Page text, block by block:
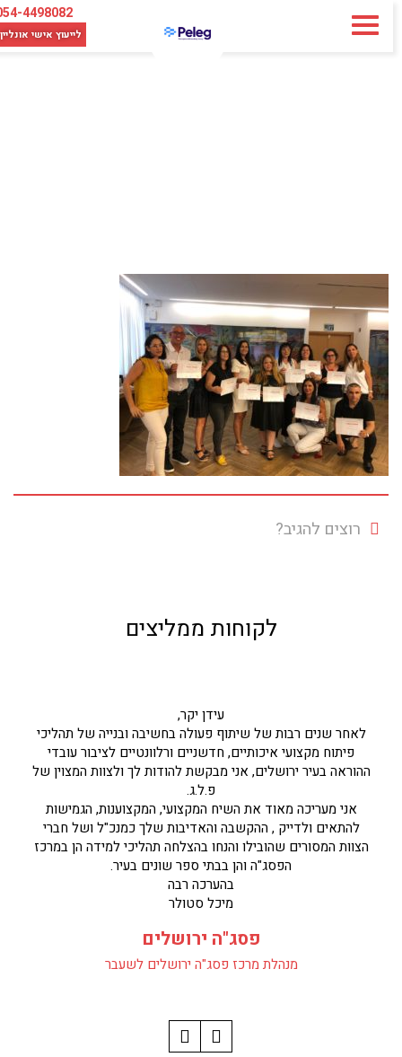
054-4498082
לייעוץ אישיאונליין
רוצים להגיב?
לקוחות ממליצים
עידן יקר,
לאחר שנים רבות של שיתוף פעולה בחשיבה ובנייה של תהליכי
פיתוח מקצועי איכותיים, חדשניים ורלוונטיים לציבור עובדי
ההוראה בעיר ירושלים, אני מבקשת להודות לך ולצוות המצוין של
פ.ל.ג.
אני מעריכה מאוד את השיח המקצועי, המקצוענות, הגמישות
להתאים ולדייק , ההקשבה והאדיבות שלך כמנכ"ל ושל חברי
הצוות המסורים שהובילו והנחו בהצלחה תהליכי למידה הן במרכז
הפסג"ה והן בבתי ספר שונים בעיר.
בהערכה רבה
מיכל סטולר
פסג"ה ירושלים
מנהלת מרכז פסג"ה ירושלים לשעבר